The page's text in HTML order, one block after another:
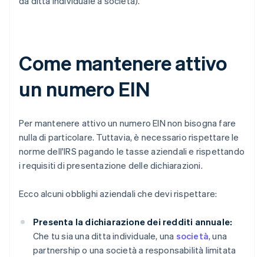
Come mantenere attivo
un numero EIN
Per mantenere attivo un numero EIN non bisogna fare
nulla di particolare. Tuttavia, è necessario rispettare le
norme dell'IRS pagando le tasse aziendali e rispettando
i requisiti di presentazione delle dichiarazioni.
Ecco alcuni obblighi aziendali che devi rispettare:
Presenta la dichiarazione dei redditi annuale:
Che tu sia una ditta individuale, una società, una
partnership o una società a responsabilità limitata